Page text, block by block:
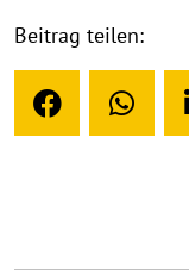
Beitrag teilen: